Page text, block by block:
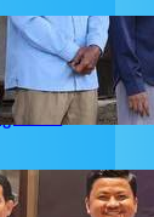
រី
សួរសុខ
រមទាំង